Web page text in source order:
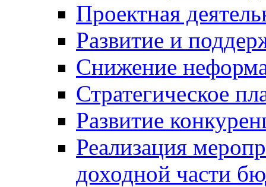
Проектная
Развитие и
Снижение
Стратегическое
Развитие
Реализация
доходной части